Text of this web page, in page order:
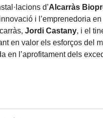
d’Alcarràs
i l’emprenedoria
Jordi Castany, i el
en valor els esforços del
en l’aprofitament dels